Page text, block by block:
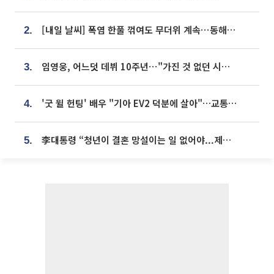
2. [내일 날씨] 폭염 한풀 꺾여도 무더위 계속⋯동해안 이틀 연속 비
3. 임영웅, 어느덧 데뷔 10주년⋯"가진 것 없던 시절, 내 앞엔 20명의 팬뿐"
4. '굿 윌 헌팅' 배우 "기아 EV2 덕분에 살아"…교통사고 후 안전성 극찬
5. 李대통령 “청년이 결혼 망설이는 일 없어야...제도상 불이익 조사”